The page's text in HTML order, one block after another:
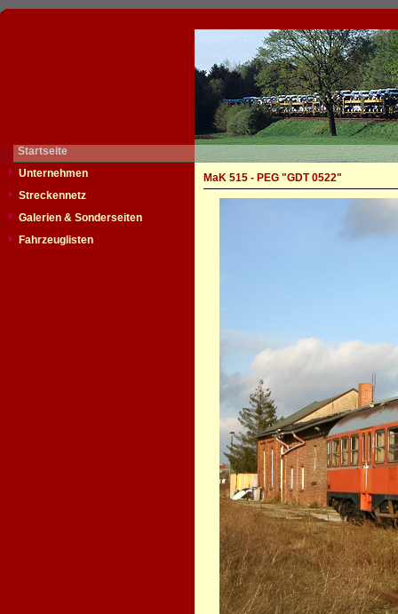
Startseite
Unternehmen
Streckennetz
Galerien & Sonderseiten
Fahrzeuglisten
MaK 515 - PEG "GDT 0522"